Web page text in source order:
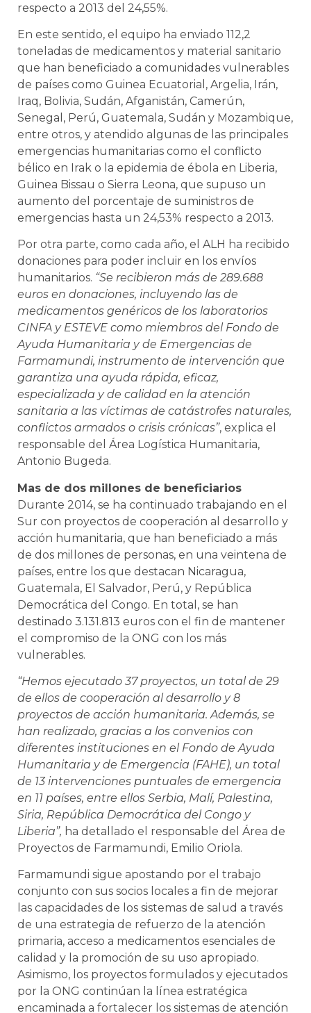
respecto a 2013 del 24,55%.
En este sentido, el equipo ha enviado 112,2
toneladas de medicamentos y material sanitario
que han beneficiado a comunidades vulnerables
de países como Guinea Ecuatorial, Argelia, Irán,
Iraq, Bolivia, Sudán, Afganistán, Camerún,
Senegal, Perú, Guatemala, Sudán y Mozambique,
entre otros, y atendido algunas de las principales
emergencias humanitarias como el conflicto
bélico en Irak o la epidemia de ébola en Liberia,
Guinea Bissau o Sierra Leona, que supuso un
aumento del porcentaje de suministros de
emergencias hasta un 24,53% respecto a 2013.
Por otra parte, como cada año, el ALH ha recibido
donaciones para poder incluir en los envíos
humanitarios. “Se recibieron más de 289.688
euros en donaciones, incluyendo las de
medicamentos genéricos de los laboratorios
CINFA y ESTEVE como miembros del Fondo de
Ayuda Humanitaria y de Emergencias de
Farmamundi, instrumento de intervención que
garantiza una ayuda rápida, eficaz,
especializada y de calidad en la atención
sanitaria a las víctimas de catástrofes naturales,
conflictos armados o crisis crónicas”, explica el
responsable del Área Logística Humanitaria,
Antonio Bugeda.
Mas de dos millones de beneficiarios
Durante 2014, se ha continuado trabajando en el
Sur con proyectos de cooperación al desarrollo y
acción humanitaria, que han beneficiado a más
de dos millones de personas, en una veintena de
países, entre los que destacan Nicaragua,
Guatemala, El Salvador, Perú, y República
Democrática del Congo. En total, se han
destinado 3.131.813 euros con el fin de mantener
el compromiso de la ONG con los más
vulnerables.
“Hemos ejecutado 37 proyectos, un total de 29
de ellos de cooperación al desarrollo y 8
proyectos de acción humanitaria. Además, se
han realizado, gracias a los convenios con
diferentes instituciones en el Fondo de Ayuda
Humanitaria y de Emergencia (FAHE), un total
de 13 intervenciones puntuales de emergencia
en 11 países, entre ellos Serbia, Malí, Palestina,
Siria, República Democrática del Congo y
Liberia”, ha detallado el responsable del Área de
Proyectos de Farmamundi, Emilio Oriola.
Farmamundi sigue apostando por el trabajo
conjunto con sus socios locales a fin de mejorar
las capacidades de los sistemas de salud a través
de una estrategia de refuerzo de la atención
primaria, acceso a medicamentos esenciales de
calidad y la promoción de su uso apropiado.
Asimismo, los proyectos formulados y ejecutados
por la ONG continúan la línea estratégica
encaminada a fortalecer los sistemas de atención